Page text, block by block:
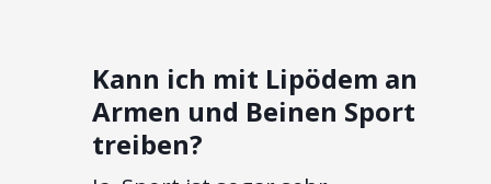
Kann ich mit Lipödem an
Armen und Beinen Sport
treiben?